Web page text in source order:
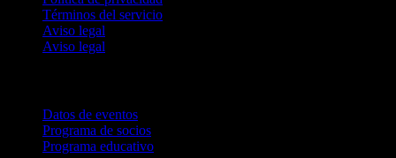
Términos del servicio
Aviso legal
Aviso legal
Datos de eventos
Programa de socios
Programa educativo